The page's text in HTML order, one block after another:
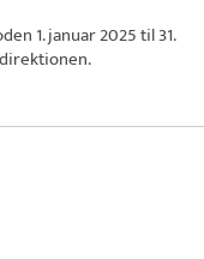
1. januar 2025 til 31.